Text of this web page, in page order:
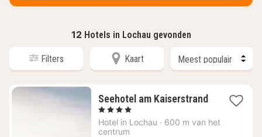
12 Hotels in Lochau gevonden
Filters Kaart
Seehotel am Kaiserstrand
1
nacht
vanaf
, 4 Sterren
Hotel in Lochau · 600 m van het
centrum